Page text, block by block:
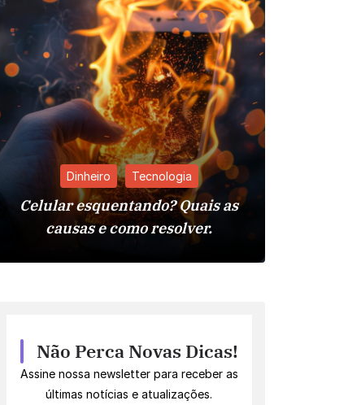
Dinheiro Tecnologia
Celular esquentando? Quais as
causas e como resolver.
Não Perca Novas Dicas!
Assine nossa newsletter para receber as
últimas notícias e atualizações.